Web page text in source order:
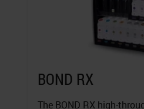
BOND RX
The BOND RX high-